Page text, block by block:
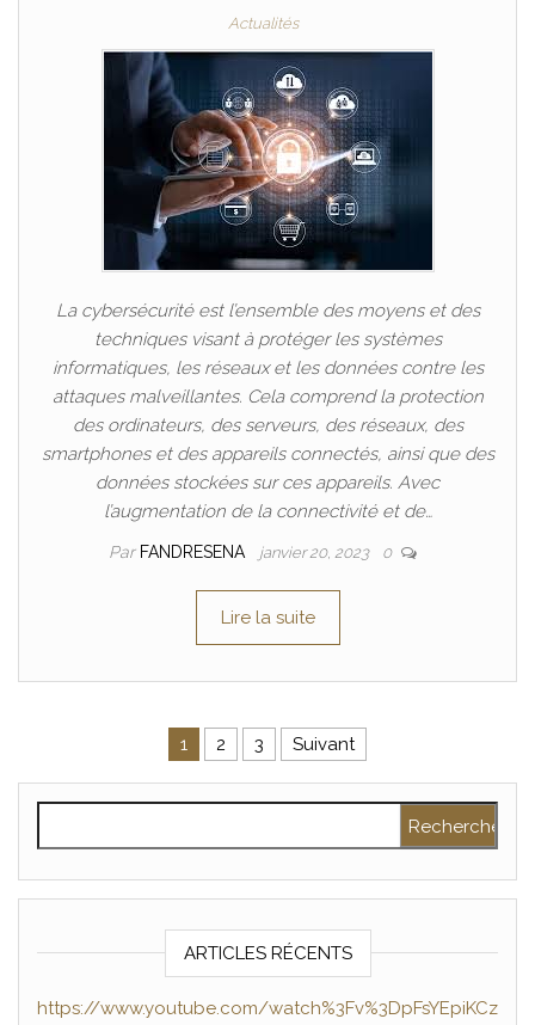
Actualités
La cybersécurité est l’ensemble des moyens et des
techniques visant à protéger les systèmes
informatiques, les réseaux et les données contre les
attaques malveillantes. Cela comprend la protection
des ordinateurs, des serveurs, des réseaux, des
smartphones et des appareils connectés, ainsi que des
données stockées sur ces appareils. Avec
l’augmentation de la connectivité et de…
Par FANDRESENA janvier 20, 2023 0
Lire la suite
Pagination des publications
1 2 3 Suivant
ARTICLES RÉCENTS
https://www.youtube.com/watch%3Fv%3DpFsYEpiKCz